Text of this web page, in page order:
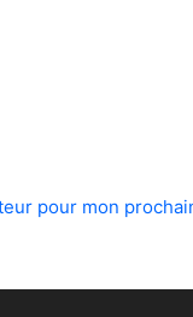
pour mon